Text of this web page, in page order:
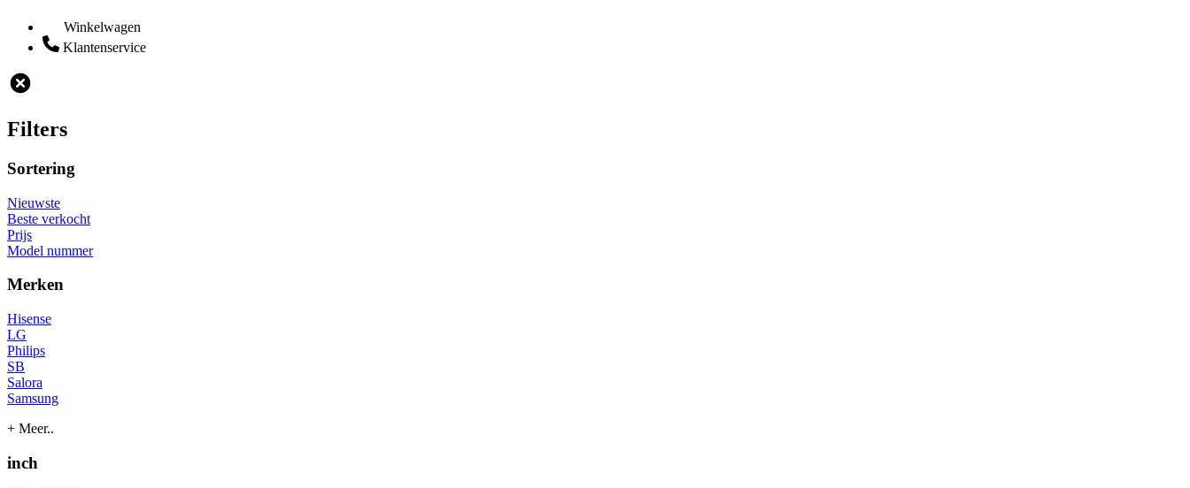
Winkelwagen
Klantenservice
Filters
Sortering
Nieuwste
Beste verkocht
Prijs
Model nummer
Merken
Hisense
LG
Philips
SB
Salora
Samsung
+ Meer..
inch